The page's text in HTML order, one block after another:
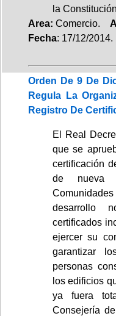
la
Area: Comercio.
Fecha: 17/12/2014.
Orden De 9 De
Regula La
Registro De
El Real
que se
certificación
de nueva
desarrollo
certificados
ejercer su
garantizar
personas
los edificios
ya fuera
Consejería